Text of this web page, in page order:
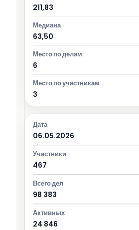
211,83
63,50
6
3
06.05.2026
467
98 383
24 846